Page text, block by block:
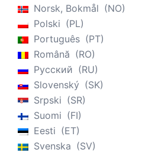
Norsk, Bokmål
NO
Polski
PL
Português
PT
Română
RO
Русский
RU
Slovenský
SK
Srpski
SR
Suomi
FI
Eesti
ET
Svenska
SV